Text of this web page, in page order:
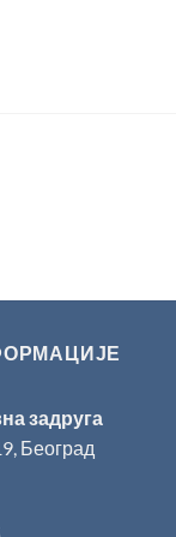
задруга
Београд